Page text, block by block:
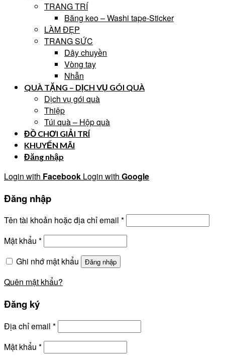
TRANG TRÍ
Băng keo – Washi tape-Sticker
LÀM ĐẸP
TRANG SỨC
Dây chuyền
Vòng tay
Nhẫn
QUÀ TẶNG – DỊCH VỤ GÓI QUÀ
Dịch vụ gói quà
Thiệp
Túi quà – Hộp quà
ĐỒ CHƠI GIẢI TRÍ
KHUYẾN MÃI
Đăng nhập
Login with Facebook Login with Google
Đăng nhập
Tên tài khoản hoặc địa chỉ email *
Mật khẩu *
Ghi nhớ mật khẩu
Đăng nhập
Quên mật khẩu?
Đăng ký
Địa chỉ email *
Mật khẩu *